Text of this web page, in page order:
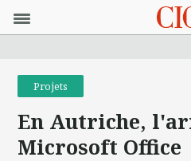
Projets
En Autriche,
Microsoft Office